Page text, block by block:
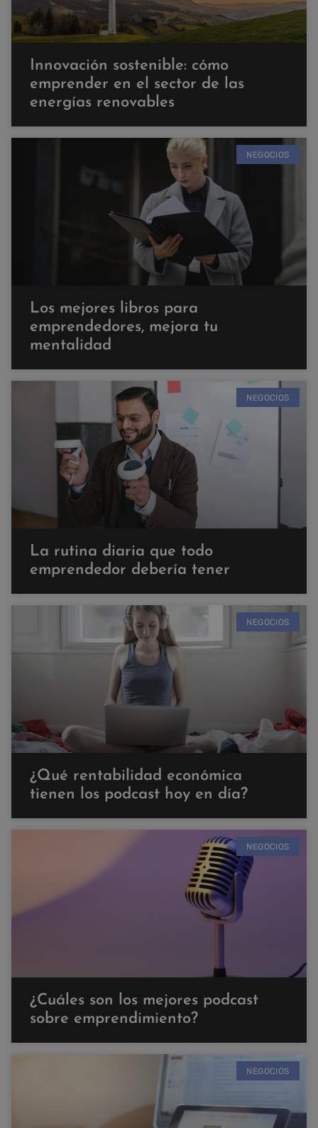
Innovación sostenible: cómo
emprender en el sector de las
energías renovables
NEGOCIOS
Los mejores libros para
emprendedores, mejora tu
mentalidad
NEGOCIOS
La rutina diaria que todo
emprendedor debería tener
NEGOCIOS
¿Qué rentabilidad económica
tienen los podcast hoy en día?
NEGOCIOS
¿Cuáles son los mejores podcast
sobre emprendimiento?
NEGOCIOS